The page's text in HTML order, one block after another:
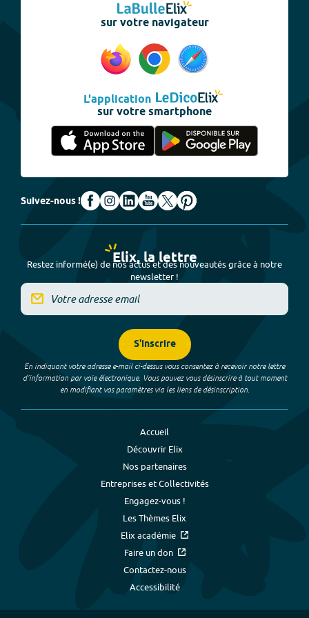
sur votre navigateur
L'application
sur votre smartphone
Suivez-nous !
Elix, la lettre
Restez informé(e) de nos actus et des nouveautés grâce à notre
newsletter !
S'inscrire
En indiquant votre adresse e-mail ci-dessus vous consentez à recevoir notre lettre
d’information par voie électronique. Vous pouvez vous désinscrire à tout moment
en modifiant vos paramètres via les liens de désinscription.
Accueil
Découvrir Elix
Nos partenaires
Entreprises et Collectivités
Engagez-vous !
Les Thèmes Elix
Elix académie
Faire un don
Contactez-nous
Accessibilité